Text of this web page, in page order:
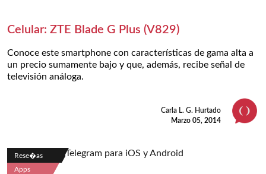
Celular: ZTE Blade G Plus (V829)
Conoce este smartphone con características de gama alta a
un precio sumamente bajo y que, además, recibe señal de
televisión análoga.
Carla L. G. Hurtado
Marzo 05, 2014
Rese�as
Apps